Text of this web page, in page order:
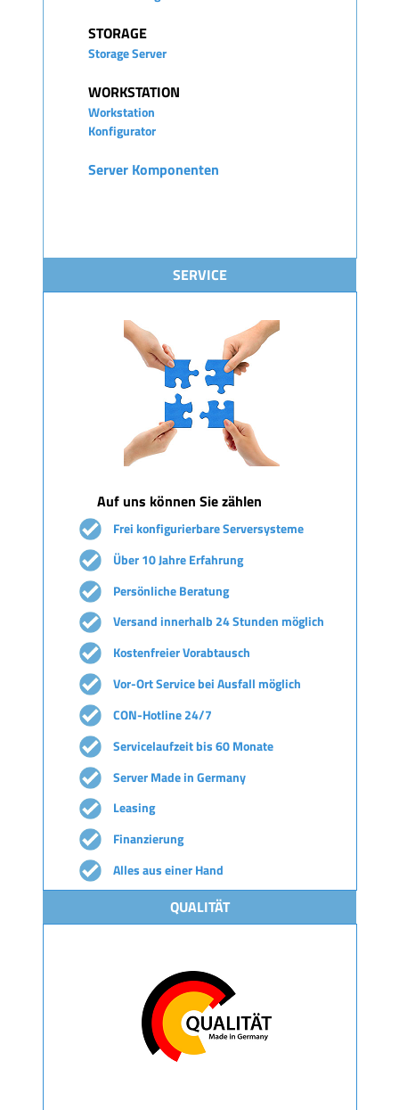
STORAGE
Storage Server
WORKSTATION
Workstation
Konfigurator
Server Komponenten
SERVICE
Auf uns können Sie zählen
Frei konfigurierbare Serversysteme
Über 10 Jahre Erfahrung
Persönliche Beratung
Versand innerhalb 24 Stunden möglich
Kostenfreier Vorabtausch
Vor-Ort Service bei Ausfall möglich
CON-Hotline 24/7
Servicelaufzeit bis 60 Monate
Server Made in Germany
Leasing
Finanzierung
Alles aus einer Hand
QUALITÄT